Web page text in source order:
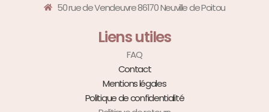
50 rue de Vendeuvre 86170 Neuville de Poitou
Liens utiles
FAQ
Contact
Mentions légales
Politique de confidentialité